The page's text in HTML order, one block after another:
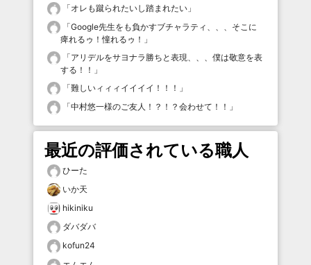
「オレも蹴られたいし踏まれたい 」
「Google先生をも負かすブチャラティ、、、そこに
痺れるゥ！憧れるゥ！ 」
「アリデルをサヨナラ勝ちと表現、、、僕は敬意を表
する！！ 」
「難しいィィィイイイイ！！！ 」
「中村悠一様のご友人！？！？会わせて！！ 」
最近の評価されている職人
ひーた
いか天
hikiniku
ダバダバ
kofun24